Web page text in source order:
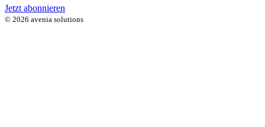
Jetzt abonnieren
© 2026 avenia solutions